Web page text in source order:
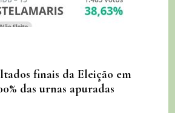
finais da Eleição em
das urnas apuradas